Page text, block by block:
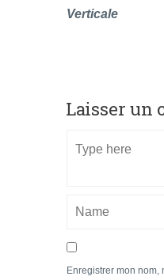
Verticale
Laisser un
Enregistrer mon nom,